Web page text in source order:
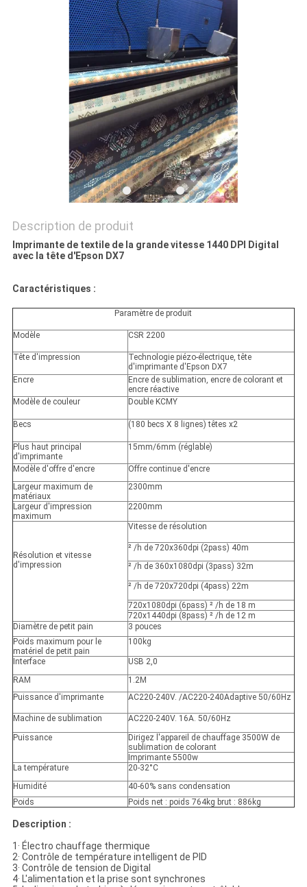
COMPANY
POLITIQUE
CONFIDENTIALITÉ
Description de produit
Imprimante de textile de la grande vitesse 1440 DPI Digital
avec la tête d'Epson DX7
Caractéristiques :
Paramètre de produit
Modèle CSR 2200
Tête d'impression
Technologie piézo-électrique, tête
d'imprimante d'Epson DX7
Encre
Encre de sublimation, encre de colorant et
encre réactive
Modèle de couleur
Double KCMY
Becs (180 becs X 8 lignes) têtes x2
Plus haut principal
d'imprimante
15mm/6mm (réglable)
Modèle d'offre d'encre
Offre continue d'encre
Largeur maximum de
matériaux
2300mm
Largeur d'impression
maximum
2200mm
Résolution et vitesse
d'impression
Vitesse de résolution
²/h de 720x360dpi (2pass) 40m
²/h de 360x1080dpi (3pass) 32m
²/h de 720x720dpi (4pass) 22m
720x1080dpi (6pass) ²/h de18 m
720x1440dpi (8pass) ²/h de12 m
Diamètre de petit pain
3 pouces
Poids maximum pour le
matériel de petit pain
100kg
Interface
USB 2,0
RAM
1.2M
Puissance d'imprimante
AC220-240V. /AC220-240Adaptive 50/60Hz
Machine de sublimation
AC220-240V. 16A. 50/60Hz
Puissance
Dirigez l'appareil de chauffage 3500W de
sublimation de colorant
Imprimante 5500w
La température
20-32°C
Humidité
40-60% sans condensation
Poids
Poids net : poids 764kg brut : 886kg
Description :
1· Électro chauffage thermique
2· Contrôle de température intelligent de PID
3· Contrôle de tension de Digital
4· L'alimentation et la prise sont synchrones